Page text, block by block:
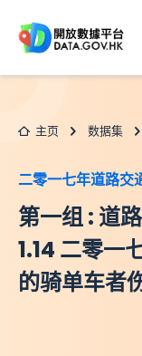
主页 数据集
二零一七年道路交
第一组 : 道
1.14 二零一
的骑单车者